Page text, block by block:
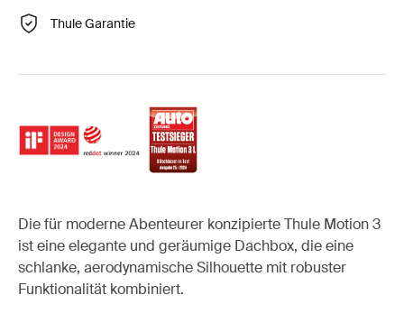
Thule Garantie
Die für moderne Abenteurer konzipierte Thule Motion 3
ist eine elegante und geräumige Dachbox, die eine
schlanke, aerodynamische Silhouette mit robuster
Funktionalität kombiniert.